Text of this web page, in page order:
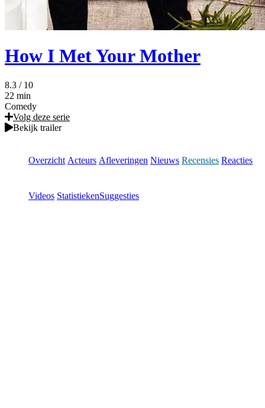
How I Met Your Mother
8.3 / 10
22 min
Comedy
Volg deze serie
Bekijk trailer
Overzicht Acteurs Afleveringen Nieuws Recensies Reacties
Videos StatistiekenSuggesties